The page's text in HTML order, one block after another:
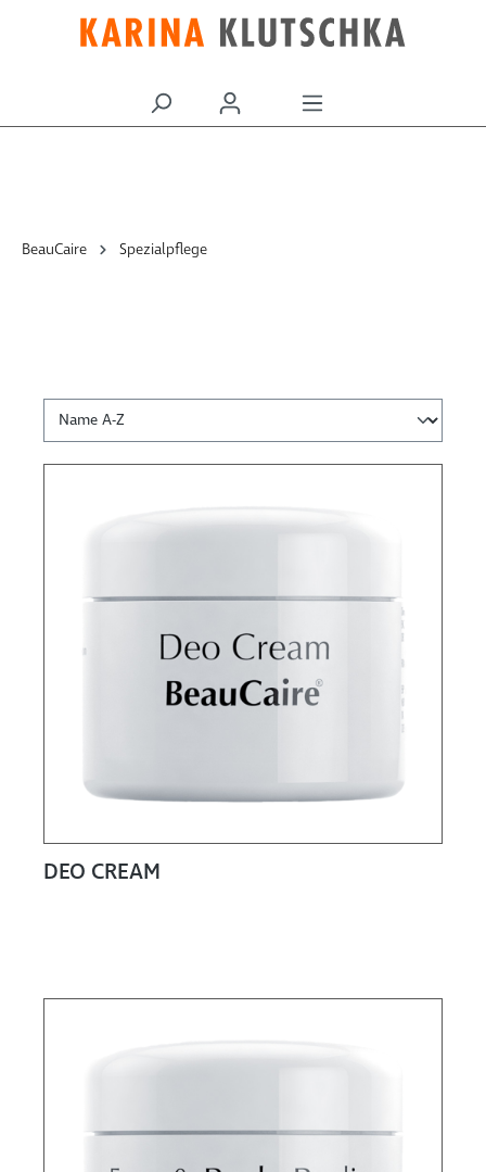
BeauCaire Spezialpflege
DEO CREAM